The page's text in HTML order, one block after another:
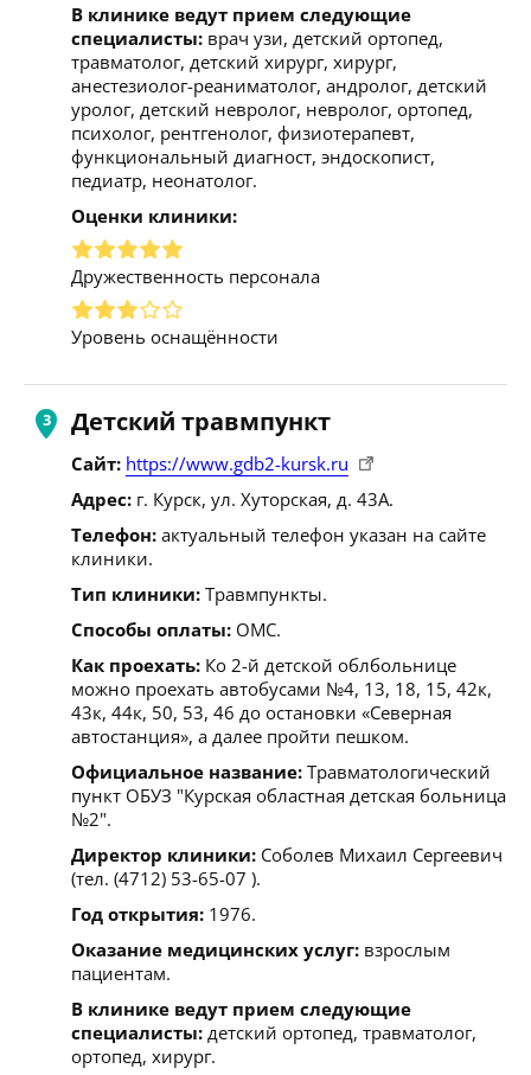
В клинике ведут прием следующие
специалисты: врач узи, детский ортопед,
травматолог, детский хирург, хирург,
анестезиолог-реаниматолог, андролог, детский
уролог, детский невролог, невролог, ортопед,
психолог, рентгенолог, физиотерапевт,
функциональный диагност, эндоскопист,
педиатр, неонатолог.
Оценки клиники:
Дружественность персонала
Уровень оснащённости
Детский травмпункт
Сайт: https://www.gdb2-kursk.ru
Адрес: г. Курск, ул. Хуторская, д. 43А.
Телефон: актуальный телефон указан на сайте
клиники.
Тип клиники: Травмпункты.
Способы оплаты: ОМС.
Как проехать: Ко 2-й детской облбольнице
можно проехать автобусами №4, 13, 18, 15, 42к,
43к, 44к, 50, 53, 46 до остановки «Северная
автостанция», а далее пройти пешком.
Официальное название: Травматологический
пункт ОБУЗ "Курская областная детская больница
№2".
Директор клиники: Соболев Михаил Сергеевич
(тел. (4712) 53-65-07 ).
Год открытия: 1976.
Оказание медицинских услуг: взрослым
пациентам.
В клинике ведут прием следующие
специалисты: детский ортопед, травматолог,
ортопед, хирург.